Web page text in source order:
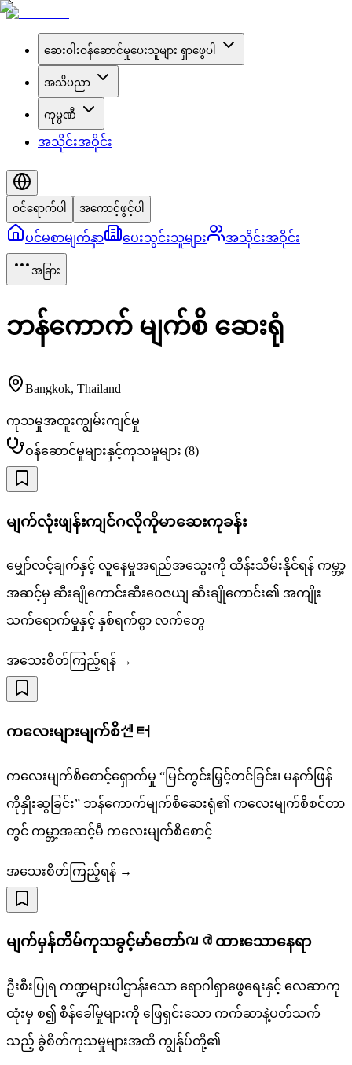
ဆေးဝါးဝန်ဆောင်မှုပေးသူများ ရှာဖွေပါ
အသိပညာ
ကုမ္ပဏီ
အသိုင်းအဝိုင်း
ဝင်ရောက်ပါ အကောင့်ဖွင့်ပါ
ပင်မစာမျက်နှာ ပေးသွင်းသူများ အသိုင်းအဝိုင်း
အခြား
ဘန်ကောက် မျက်စိ ဆေးရုံ
Bangkok, Thailand
ကုသမှုအထူးကျွမ်းကျင်မှု
ဝန်ဆောင်မှုများနှင့်ကုသမှုများ (8)
မျက်လုံးဖျန်းကျင်ဂလိုကိုမာဆေးကုခန်း
မျှော်လင့်ချက်နှင့် လူနေမှုအရည်အသွေးကို ထိန်းသိမ်းနိုင်ရန် ကမ္ဘာ့
အဆင့်မှ ဆီးချိုကောင်းဆီးဝေဇယျ ဆီးချိုကောင်း၏ အကျိုး
သက်ရောက်မှုနှင့် နှစ်ရက်စွာ လက်တွေ
အသေးစိတ်ကြည့်ရန် →
ကလေးများမျက်စိ센터
ကလေးမျက်စိစောင့်ရှောက်မှု “မြင်ကွင်းမြှင့်တင်ခြင်း၊ မနက်ဖြန်
ကိုနှိုးဆွခြင်း” ဘန်ကောက်မျက်စိဆေးရုံ၏ ကလေးမျက်စိစင်တာ
တွင် ကမ္ဘာ့အဆင့်မီ ကလေးမျက်စိစောင့်
အသေးစိတ်ကြည့်ရန် →
မျက်မှန်တိမ်ကုသခွင့်မာ်တော်വർထားသောနေရာ
ဦးစီးပြုရ ကဏ္ဍများပါဌာန်းသော ရောဂါရှာဖွေရေးနှင့် လေဆာကု
ထုံးမှ စ၍ စိန်ခေါ်မှုများကို ဖြေရှင်းသော ကက်ဆာနဲ့ပတ်သက်
သည့် ခွဲစိတ်ကုသမှုများအထိ ကျွန်ုပ်တို့၏